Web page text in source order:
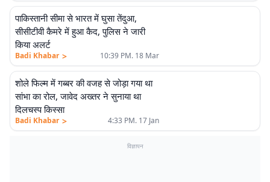
पाकिस्तानी सीमा से भारत में घुसा तेंदुआ,
सीसीटीवी कैमरे में हुआ कैद, पुलिस ने जारी
किया अलर्ट
Badi Khabar > 10:39 PM. 18 Mar
शोले फिल्म में गब्बर की वजह से जोड़ा गया था
सांभा का रोल, जावेद अख्तर ने सुनाया था
दिलचस्प किस्सा
Badi Khabar > 4:33 PM. 17 Jan
विज्ञापन